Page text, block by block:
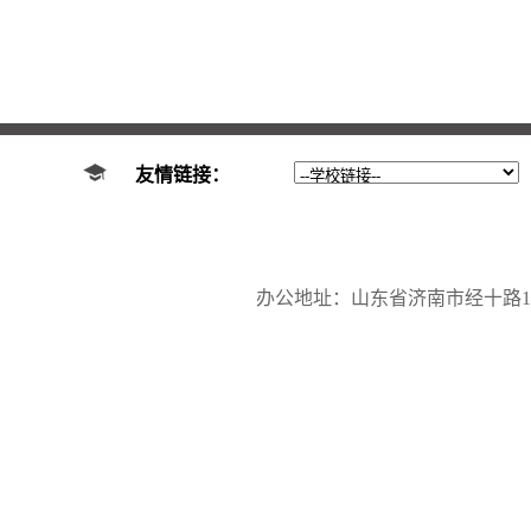
友情链接：
办公地址：山东省济南市经十路